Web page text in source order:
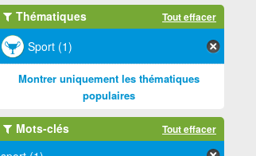
Thématiques Tout effacer
Sport (1)
Montrer uniquement les thématiques
populaires
Mots-clés Tout effacer